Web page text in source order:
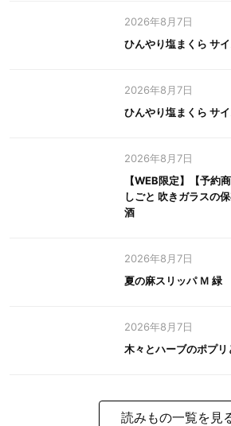
2026年8月7日
ひんやり塩まくら サ
2026年8月7日
ひんやり塩まくら サ
2026年8月7日
【WEB限定】【予約
しごと 吹きガラスの
酒
2026年8月7日
夏の麻スリッパ Ｍ 緑
2026年8月7日
木々とハーブのポプリ
読みもの一覧を見